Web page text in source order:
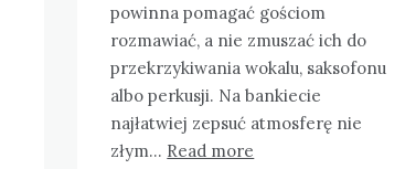
powinna pomagać gościom
rozmawiać, a nie zmuszać ich do
przekrzykiwania wokalu, saksofonu
albo perkusji. Na bankiecie
najłatwiej zepsuć atmosferę nie
złym… Read more